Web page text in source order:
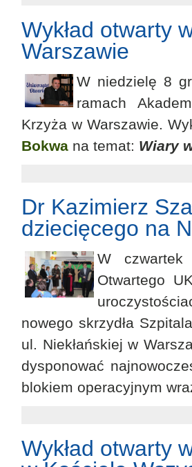
Wykład otwarty
Warszawie
W niedzielę 8
ramach
Krzyża w Warszawie.
Bokwa na temat: Wiary
Dr Kazimierz
dziecięcego na
W czwartek
Otwartego
nowego skrzydła
ul. Niekłańskiej w
dysponować
blokiem operacyjnym
Wykład otwarty